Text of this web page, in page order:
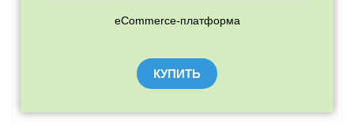
eCommerce-платформа
КУПИТЬ